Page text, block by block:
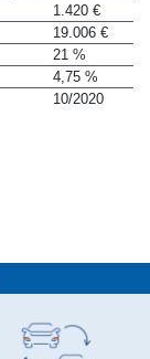
1.420 €
19.006 €
21 %
4,75 %
10/2020